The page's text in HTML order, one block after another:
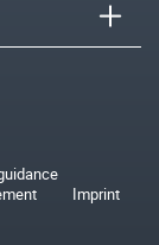
Imprint